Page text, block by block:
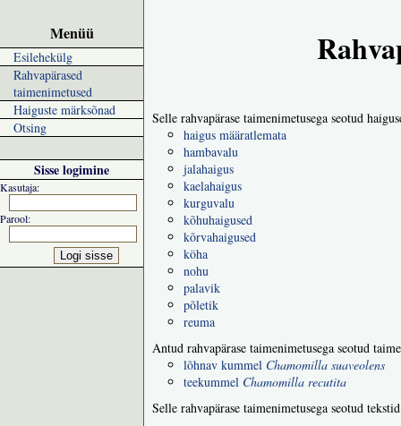
Menüü
Esilehekülg
Rahvapärased
taimenimetused
Haiguste märksõnad
Otsing
Sisse logimine
Kasutaja:
Parool:
Selle rahvapärase taimenimetusega seotud
haigus määratlemata
hambavalu
jalahaigus
kaelahaigus
kurguvalu
kõhuhaigused
kõrvahaigused
köha
nohu
palavik
põletik
reuma
Antud rahvapärase taimenimetusega seotud
lõhnav kummel Chamomilla suaveolens
teekummel Chamomilla recutita
Selle rahvapärase taimenimetusega seotud